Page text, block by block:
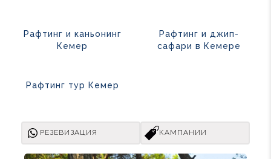
Рафтинг и каньонинг
Кемер
Рафтинг и джип-
сафари в Кемере
Рафтинг тур Кемер
РЕЗЕВИЗАЦИЯ КАМПАНИИ